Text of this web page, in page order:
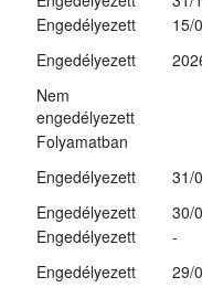
Engedélyezett
15/
Engedélyezett
Nem
engedélyezett
Folyamatban
Engedélyezett
31/
Engedélyezett
30/
Engedélyezett
-
Engedélyezett
29/